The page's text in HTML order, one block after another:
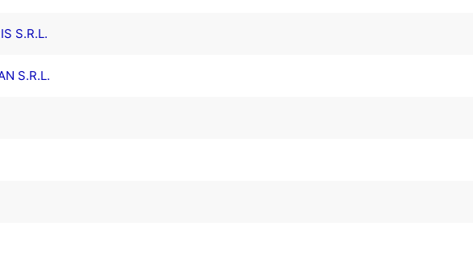
S.R.L.
S.R.L.